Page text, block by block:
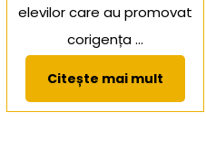
elevilor care au promovat
corigența ...
Citește mai multCitește
mai
mult